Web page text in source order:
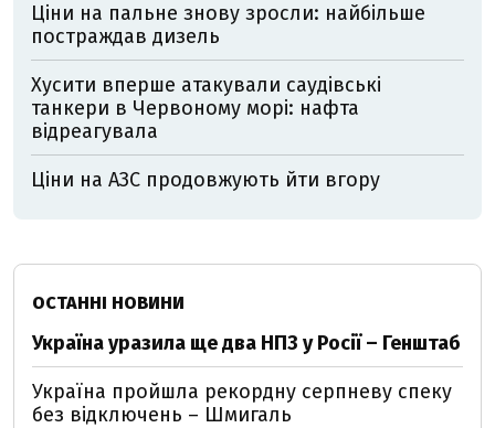
Ціни на пальне знову зросли: найбільше
постраждав дизель
Хусити вперше атакували саудівські
танкери в Червоному морі: нафта
відреагувала
Ціни на АЗС продовжують йти вгору
ОСТАННІ НОВИНИ
Україна уразила ще два НПЗ у Росії – Генштаб
Україна пройшла рекордну серпневу спеку
без відключень – Шмигаль